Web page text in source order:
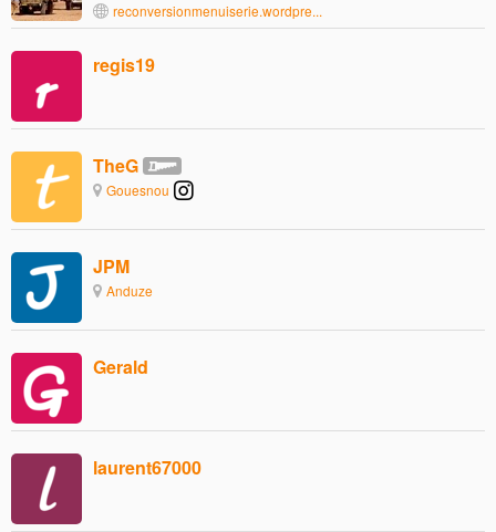
reconversionmenuiserie.wordpre...
regis19
TheG
Gouesnou
JPM
Anduze
Gerald
laurent67000